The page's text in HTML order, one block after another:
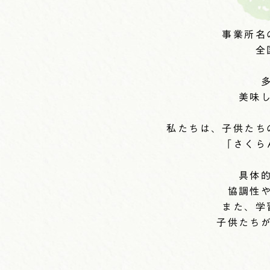
事業所名
全
美味
私たちは、子供た
「さく
具体
協調性
また、学
子供たち